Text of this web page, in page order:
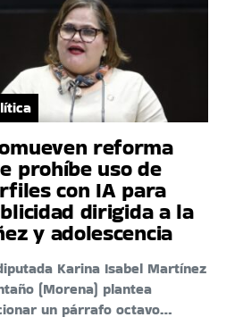
reforma
prohíbe uso de
con IA para
dirigida a la
y adolescencia
Karina Isabel Martínez
(Morena) plantea
un párrafo octavo…